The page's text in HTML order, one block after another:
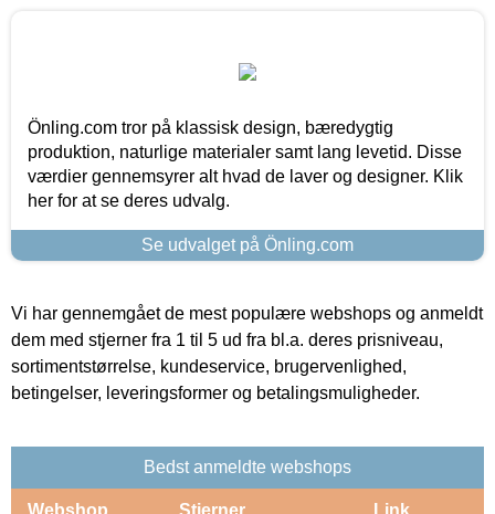
Önling.com tror på klassisk design, bæredygtig
produktion, naturlige materialer samt lang levetid. Disse
værdier gennemsyrer alt hvad de laver og designer. Klik
her for at se deres udvalg.
Se udvalget på Önling.com
Vi har gennemgået de mest populære webshops og anmeldt
dem med stjerner fra 1 til 5 ud fra bl.a. deres prisniveau,
sortimentstørrelse, kundeservice, brugervenlighed,
betingelser, leveringsformer og betalingsmuligheder.
Bedst anmeldte webshops
Webshop Stjerner Link